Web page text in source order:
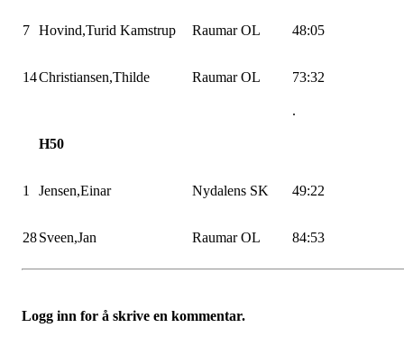
7 Hovind,Turid Kamstrup Raumar OL 48:05
14Christiansen,Thilde Raumar OL 73:32
.
H50
1 Jensen,Einar Nydalens SK 49:22
28Sveen,Jan Raumar OL 84:53
Logg inn for å skrive en kommentar.